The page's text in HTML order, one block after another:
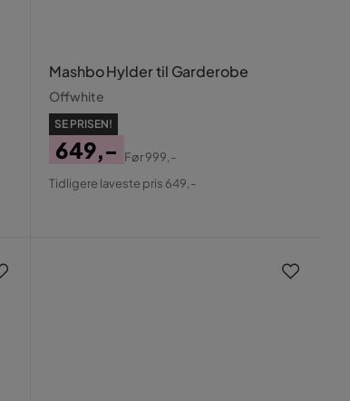
Mashbo Hylder til Garderobe
Offwhite
SE PRISEN!
Pris
649,-
Original
Før999,-
Tidligere laveste pris 649,-